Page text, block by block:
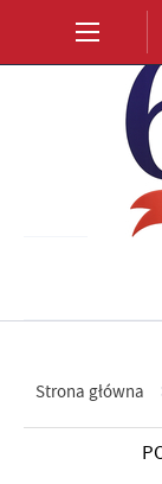
Przejdź do
Przejdź do
Włącz wersję
Strona główna